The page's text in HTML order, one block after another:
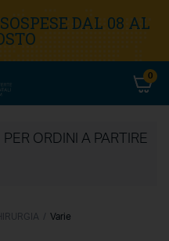
DAL 08 AL
0
PER ORDINI A PARTIRE
Varie